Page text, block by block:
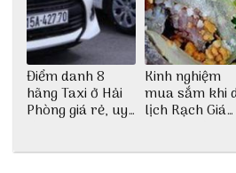
Điểm danh 8
hãng Taxi ở Hải
Phòng giá rẻ, uy
Kinh nghiệm
mua sắm khi
lịch Rạch Giá